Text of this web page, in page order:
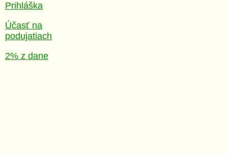
Prihláška
Účasť na
podujatiach
2% z dane